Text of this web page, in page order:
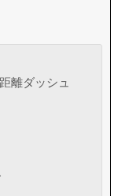
離ダッシュ